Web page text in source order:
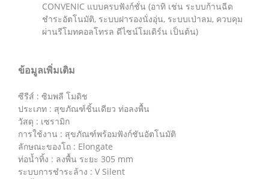
CONVENIC แบบครบฟังก์ชั่น (อาทิ เช่น ระบบก้านฉีด
ชำระอัตโนมัติ, ระบบฝารองนั่งอุ่น, ระบบเป่าลม, ควบคุม
ผ่านรีโมทคอลโทรล ดีไซน์โมเดิร์น เป็นต้น)
ข้อมูลเพิ่มเติม
ซีรีส์ : ซิมพลี โมดิช
ประเภท : สุขภัณฑ์ชิ้นเดียว ท่อลงพื้น
วัสดุ : เซรามิก
การใช้งาน : สุขภัณฑ์พร้อมฟังก์ชันอัตโนมัติ
ลักษณะของโถ : Elongate
ท่อน้ำทิ้ง : ลงพื้น ระยะ 305 mm
ระบบการชำระล้าง : V Silent